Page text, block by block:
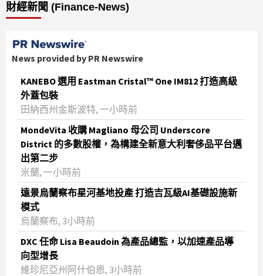
財經新聞 (Finance-News)
News provided by PR Newswire
KANEBO 選用 Eastman Cristal™ One IM812 打造高級
外蓋包裝
田納西州金斯波特, 一小時前
MondeVita 收購 Magliano 母公司 Underscore
District 的多數股權，為構建全新意大利奢侈品平台邁
出第二步
米蘭, 一小時前
遠景烏蘭察布星河基地投產 打造吉瓦級AI基礎設施新
模式
烏蘭察布, 3小時前
DXC 任命 Lisa Beaudoin 為產品總監，以加速產品導
向型增長
維珍尼亞州阿什伯恩, 3小時前